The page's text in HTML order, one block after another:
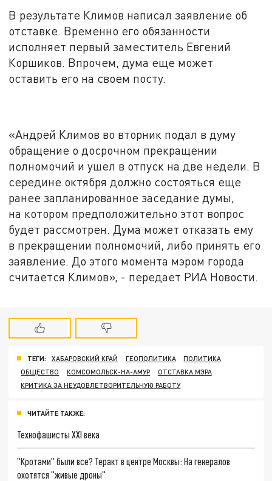
В результате Климов написал заявление об
отставке. Временно его обязанности
исполняет первый заместитель Евгений
Коршиков. Впрочем, дума еще может
оставить его на своем посту.
«Андрей Климов во вторник подал в думу
обращение о досрочном прекращении
полномочий и ушел в отпуск на две недели. В
середине октября должно состояться еще
ранее запланированное заседание думы,
на котором предположительно этот вопрос
будет рассмотрен. Дума может отказать ему
в прекращении полномочий, либо принять его
заявление. До этого момента мэром города
считается Климов», - передает РИА Новости.
ТЕГИ: ХАБАРОВСКИЙ КРАЙ ГЕОПОЛИТИКА
ПОЛИТИКА
ОБЩЕСТВО
КОМСОМОЛЬСК-НА-АМУР
ОТСТАВКА МЭРА
КРИТИКА ЗА НЕУДОВЛЕТВОРИТЕЛЬНУЮ РАБОТУ
ЧИТАЙТЕ ТАКЖЕ:
Технофашисты XXI века
"Кротами" были все? Теракт в центре Москвы: На генералов
охотятся "живые дроны"